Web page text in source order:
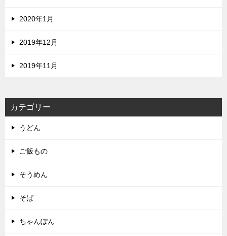
2020年1月
2019年12月
2019年11月
カテゴリー
うどん
ご飯もの
そうめん
そば
ちゃんぽん